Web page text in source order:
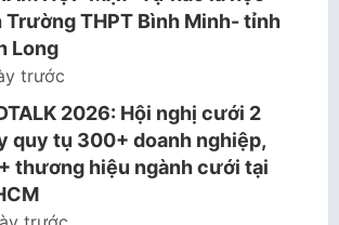
Trường THPT Bình Minh- tỉnh
Long
trước
2026: Hội nghị cưới 2
quy tụ 300+ doanh nghiệp,
thương hiệu ngành cưới tại